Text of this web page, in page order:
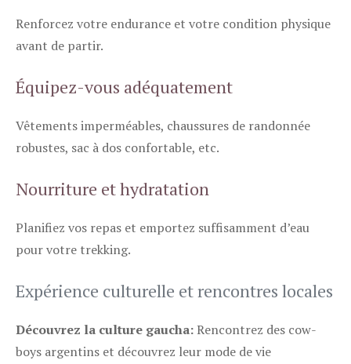
Renforcez votre endurance et votre condition physique
avant de partir.
Équipez-vous adéquatement
Vêtements imperméables, chaussures de randonnée
robustes, sac à dos confortable, etc.
Nourriture et hydratation
Planifiez vos repas et emportez suffisamment d’eau
pour votre trekking.
Expérience culturelle et rencontres locales
Découvrez la culture gaucha:Rencontrez des cow-
boys argentins et découvrez leur mode de vie